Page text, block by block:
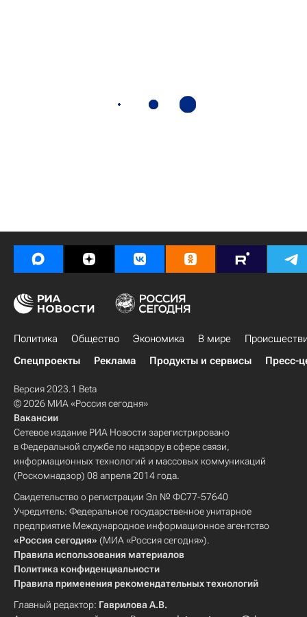
Политика Общество Экономика В мире
Спецпроекты
Реклама Продукты и сервисы Пресс-
Версия 2023.1 Beta
© 2026 МИА «Россия сегодня»
Вакансии
Сетевое издание РИА Новости зарегистрировано
в Федеральной службе по надзору в сфере связи,
информационных технологий и массовых коммуникаций
(Роскомнадзор) 08 апреля 2014 года.
Свидетельство о регистрации Эл № ФС77-57640
Учредитель: Федеральное государственное унитарное
предприятие Международное информационное агентство
«Россия сегодня» (МИА «Россия сегодня»).
Правила использования материалов
Политика конфиденциальности
Правила применения рекомендательных технологий
Главный редактор: Гаврилова А.В.